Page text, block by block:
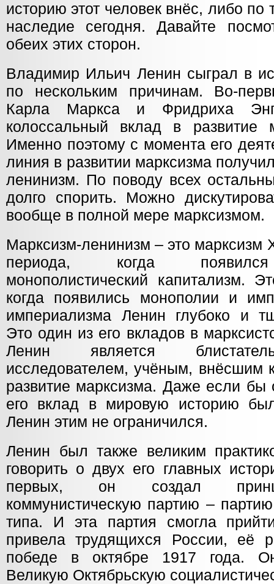
историю этот человек внёс, либо по
наследие сегодня. Давайте
обеих этих сторон.
Владимир Ильич Ленин сыграл в
по нескольким причинам. Во-
Карла Маркса и Фридриха
колоссальный вклад в развитие
Именно поэтому с момента его
линия в развитии марксизма
ленинизм. По поводу всех
долго спорить. Можно
вообще в полной мере марксизмом.
Марксизм-ленинизм – это марксизм
периода, когда появился
монополистический капитализм.
когда появились монополии и
империализма Ленин глубоко и
Это один из его вкладов в
Ленин является
исследователем, учёным, внёсшим
развитие марксизма. Даже если бы
его вклад в мировую историю
Ленин этим не ограничился.
Ленин был также великим
говорить о двух его главных
первых, он создал
коммунистическую партию – партию
типа. И эта партия смогла
привела трудящихся России, её
победе в октябре 1917 года.
Великую Октябрьскую